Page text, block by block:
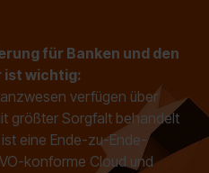
für Banken und den
ist wichtig:
verfügen über
größter Sorgfalt behandelt
eine Ende-zu-Ende-
konforme Cloud und